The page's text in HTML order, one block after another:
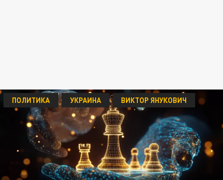
ПОЛИТИКА УКРАИНА ВИКТОР ЯНУКОВИЧ